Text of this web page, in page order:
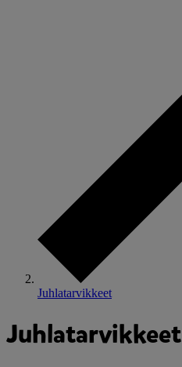
Juhlatarvikkeet
Juhlatarvikkeet